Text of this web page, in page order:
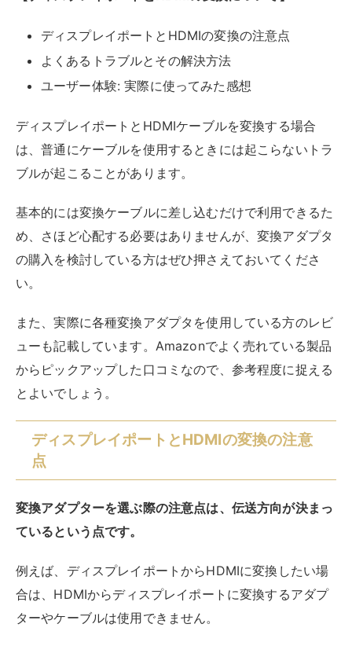
い。
また、実際に各種変換アダプタを使用している方のレビ
からピックアップした口コミなので、参考程度に捉える
とよいでしょう。
点
変換アダプターを選ぶ際の注意点は、伝送方向が決まっ
ているという点です。
例えば、ディスプレイポートからHDMIに変換したい場
合は、HDMIからディスプレイポートに変換するアダプ
ターやケーブルは使用できません。
で、アダプターやケーブルを購入するようにしてくださ
い。
よくあるトラブルとその解決方法
「変換ケーブルを使ったけど画面が映らない」という方
は、下記をチェックしてみてください。